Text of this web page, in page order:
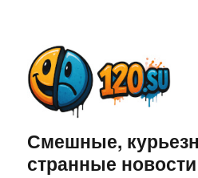
Смешные,
странные